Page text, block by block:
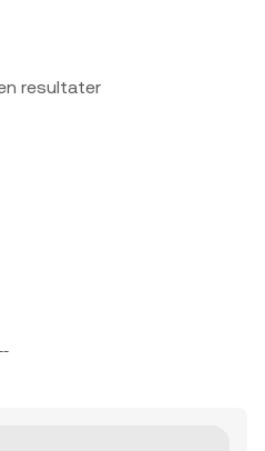
resultater